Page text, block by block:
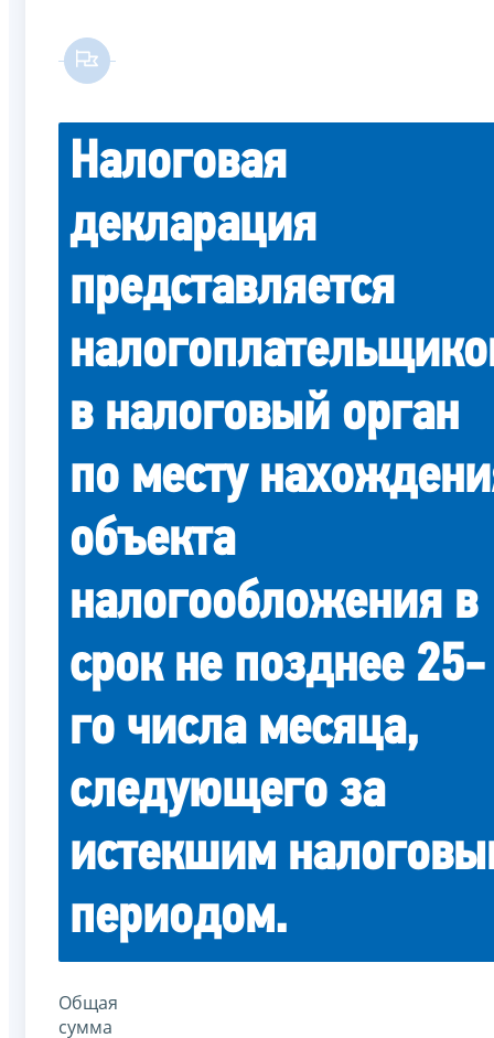
Налоговая
декларация
представляется
в налоговый орган
по месту
объекта
налогообложения в
срок не позднее 25-
го числа месяца,
следующего за
истекшим
периодом.
Общая
сумма